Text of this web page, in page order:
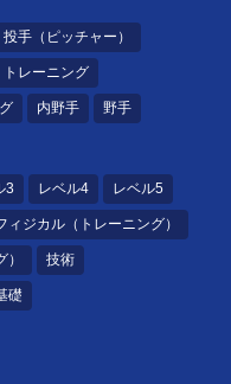
投手（ピッチャー）
トレーニング
内野手 野手
3 レベル4 レベル5
ィジカル（トレーニング）
技術
礎